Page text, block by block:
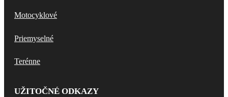
Motocyklové
Priemyselné
Terénne
UŽITOČNÉ ODKAZY